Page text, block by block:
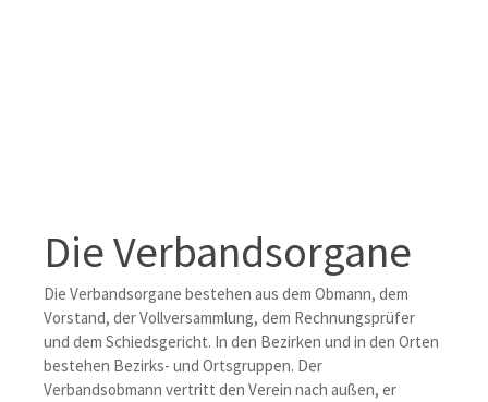
Die Verbandsorgane
Die Verbandsorgane bestehen aus dem Obmann, dem
Vorstand, der Vollversammlung, dem Rechnungsprüfer
und dem Schiedsgericht. In den Bezirken und in den Orten
bestehen Bezirks- und Ortsgruppen. Der
Verbandsobmann vertritt den Verein nach außen, er